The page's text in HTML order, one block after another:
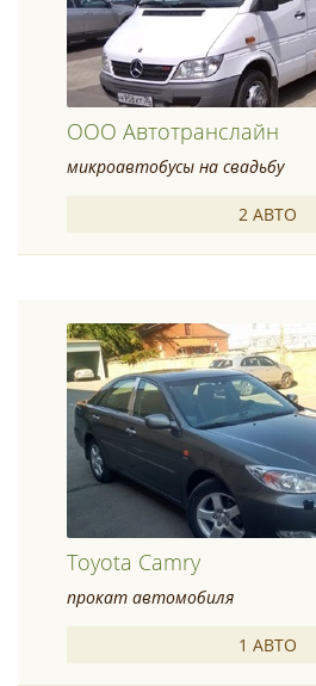
ООО Автотранслайн
микроавтобусы на свадьбу
2 АВТО
Toyota Camry
прокат автомобиля
1 АВТО